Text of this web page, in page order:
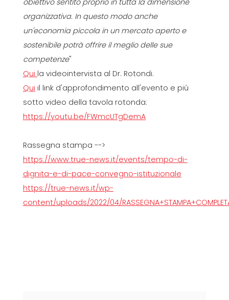
obiettivo sentito proprio in tutta la dimensione
organizzativa. In questo modo anche
un'economia piccola in un mercato aperto e
sostenibile potrà offrire il meglio delle sue
competenze"
Qui la videointervista al Dr. Rotondi.
Qui il link d'approfondimento all'evento e più
sotto video della tavola rotonda:
https://youtu.be/FWmcUTgDemA
Rassegna stampa -->
https://www.true-news.it/events/tempo-di-
dignita-e-di-pace-convegno-istituzionale
https://true-news.it/wp-
content/uploads/2022/04/